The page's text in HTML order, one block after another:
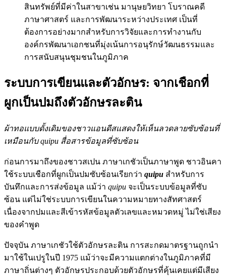
สินทรัพย์ที่มีค่าในสาขาเช่น มานุษยวิทยา โบราณคดี
ภาษาศาสตร์ และการพัฒนาระหว่างประเทศ เป็นที่
ต้องการอย่างมากสำหรับการวิจัยและการทำงานกับ
องค์กรพัฒนาเอกชนที่มุ่งเน้นการอนุรักษ์วัฒนธรรมและ
การสนับสนุนชุมชนในภูมิภาค
ระบบการเขียนและตัวอักษร: จากเชือกที่
ผูกเป็นปมถึงตัวอักษรละติน
ผ้าทอแบบดั้งเดิมของชาวแอนดีสแสดงให้เห็นลวดลายซับซ้อนที่
เหมือนกับ quipu สื่อสารข้อมูลที่ซับซ้อน
ก่อนการมาถึงของชาวสเปน ภาษาเกชัวเป็นภาษาพูด ชาวอินคา
ใช้ระบบเชือกที่ผูกเป็นปมซับซ้อนเรียกว่า quipu สำหรับการ
บันทึกและการส่งข้อมูล แม้ว่า quipu จะเป็นระบบข้อมูลที่ซับ
ซ้อน แต่ไม่ใช่ระบบการเขียนในความหมายทางสัทศาสตร์
เนื่องจากปมและสีเข้ารหัสข้อมูลตัวเลขและหมวดหมู่ ไม่ใช่เสียง
ของคำพูด
ปัจจุบัน ภาษาเกชัวใช้ตัวอักษรละติน การสะกดมาตรฐานถูกนำ
มาใช้ในเปรูในปี 1975 แม้ว่าจะมีความแตกต่างในภูมิภาคที่มี
ภาษาถิ่นต่างๆ ตัวอักษรประกอบด้วยตัวอักษรที่คุ้นเคยแต่มีเสียง